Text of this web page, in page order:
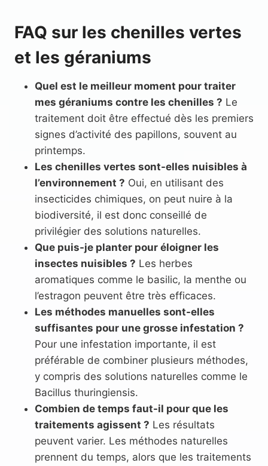
FAQ sur les chenilles vertes
et les géraniums
Quel est le meilleur moment pour traiter
mes géraniums contre les chenilles ? Le
traitement doit être effectué dès les premiers
signes d’activité des papillons, souvent au
printemps.
Les chenilles vertes sont-elles nuisibles à
l’environnement ? Oui, en utilisant des
insecticides chimiques, on peut nuire à la
biodiversité, il est donc conseillé de
privilégier des solutions naturelles.
Que puis-je planter pour éloigner les
insectes nuisibles ? Les herbes
aromatiques comme le basilic, la menthe ou
l’estragon peuvent être très efficaces.
Les méthodes manuelles sont-elles
suffisantes pour une grosse infestation ?
Pour une infestation importante, il est
préférable de combiner plusieurs méthodes,
y compris des solutions naturelles comme le
Bacillus thuringiensis.
Combien de temps faut-il pour que les
traitements agissent ? Les résultats
peuvent varier. Les méthodes naturelles
prennent du temps, alors que les traitements